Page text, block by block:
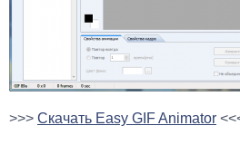
>>> Скачать Easy GIF Animator